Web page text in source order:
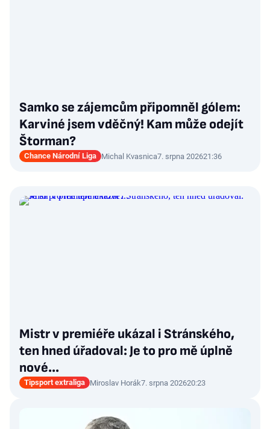
Samko se zájemcům připomněl gólem:
Karviné jsem vděčný! Kam může odejít
Štorman?
Chance Národní Liga Michal Kvasnica7. srpna 202621:36
Mistr v premiéře ukázal i Stránského,
ten hned úřadoval: Je to pro mě úplně
nové…
Tipsport extraliga Miroslav Horák7. srpna 202620:23